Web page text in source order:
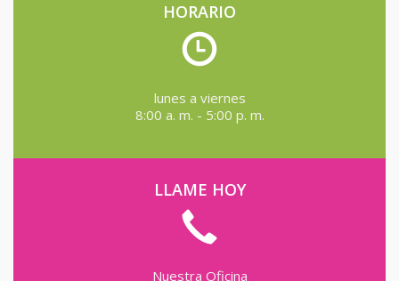
HORARIO
lunes a viernes
8:00 a. m. - 5:00 p. m.
LLAME HOY
Nuestra Oficina